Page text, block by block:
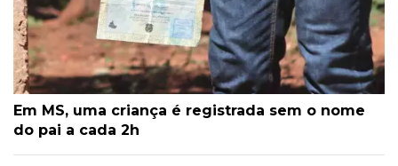
Em MS, uma criança é registrada sem o nome
do pai a cada 2h